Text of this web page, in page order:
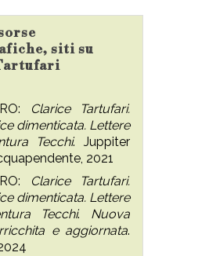
siti su
Clarice Tartufari.
dimenticata. Lettere
Tecchi. Juppiter
2021
Clarice Tartufari.
dimenticata. Lettere
Tecchi. Nuova
e aggiornata.